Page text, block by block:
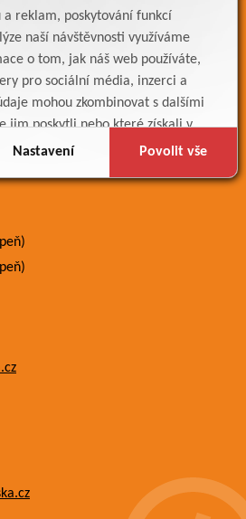
a reklam, poskytování funkcí
naší návštěvnosti využíváme
o tom, jak náš web používáte,
pro sociální média, inzerci a
mohou zkombinovat s dalšími
jim poskytli nebo které získali v
jejich služby.
Nastavení Povolit vše